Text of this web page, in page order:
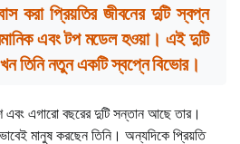
করা প্রিয়তির জীবনের দুটি স্বপ্ন
এবং টপ মডেল হওয়া। এই দুটি
তিনি নতুন একটি স্বপ্নে বিভোর।
এবং এগারো বছরের দুটি সন্তান আছে তার।
মানুষ করছেন তিনি। অন্যদিকে প্রিয়তি